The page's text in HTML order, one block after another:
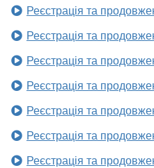
Реєстрація та
Реєстрація та
Реєстрація та
Реєстрація та
Реєстрація та
Реєстрація та
Реєстрація та